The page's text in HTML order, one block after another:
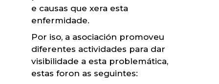
e causas que xera esta
enfermidade.
Por iso, a asociación promoveu
diferentes actividades para dar
visibilidade a esta problemática,
estas foron as seguintes: